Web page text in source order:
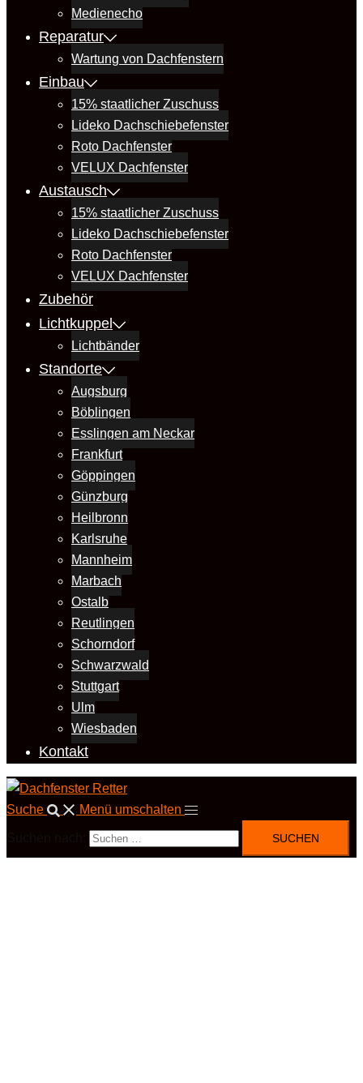
Medienecho
Reparatur
Wartung von Dachfenstern
Einbau
15% staatlicher Zuschuss
Lideko Dachschiebefenster
Roto Dachfenster
VELUX Dachfenster
Austausch
15% staatlicher Zuschuss
Lideko Dachschiebefenster
Roto Dachfenster
VELUX Dachfenster
Zubehör
Lichtkuppel
Lichtbänder
Standorte
Augsburg
Böblingen
Esslingen am Neckar
Frankfurt
Göppingen
Günzburg
Heilbronn
Karlsruhe
Mannheim
Marbach
Ostalb
Reutlingen
Schorndorf
Schwarzwald
Stuttgart
Ulm
Wiesbaden
Kontakt
Suche Menü umschalten